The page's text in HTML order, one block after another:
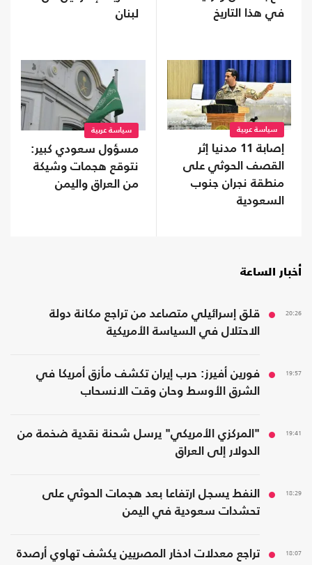
في هذا التاريخ
لبنان
سياسة عربية
إصابة 11 مدنيا إثر
القصف الحوثي على
منطقة نجران جنوب
السعودية
سياسة عربية
مسؤول سعودي كبير:
نتوقع هجمات وشيكة
من العراق واليمن
أخبار الساعة
20:26
قلق إسرائيلي متصاعد من تراجع مكانة دولة
الاحتلال في السياسة الأمريكية
19:57
فورين أفيرز: حرب إيران تكشف مأزق أمريكا في
الشرق الأوسط وحان وقت الانسحاب
19:41
"المركزي الأمريكي" يرسل شحنة نقدية ضخمة من
الدولار إلى العراق
18:29
النفط يسجل ارتفاعا بعد هجمات الحوثي على
تحشدات سعودية في اليمن
18:07
تراجع معدلات ادخار المصريين يكشف تهاوي أرصدة